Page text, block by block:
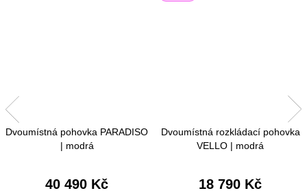
Dvoumístná pohovka PARADISO
| modrá
40 490 Kč
Dvoumístná rozkládací pohovka
VELLO | modrá
18 790 Kč